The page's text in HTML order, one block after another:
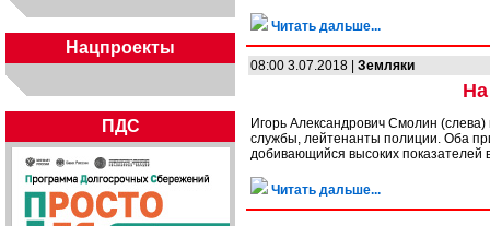
Нацпроекты
ПДС
Читать дальше...
08:00 3.07.2018 | Земляки
Игорь Александрович Смолин
службы, лейтенанты полиции. Оба
добивающийся высоких показателей
Читать дальше...